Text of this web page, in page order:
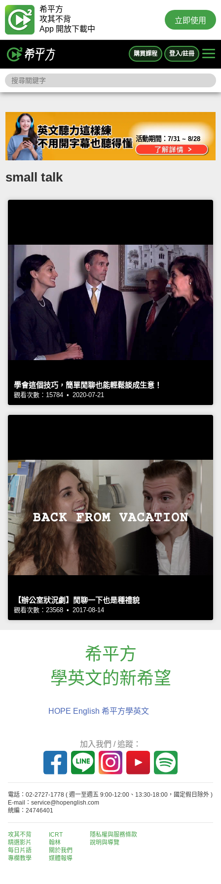
希平方
攻其不背
App 開放下載中
立即使用
購買課程 登入/註冊
活動期間：7/31 ~ 8/28
small talk
學會這個技巧，簡單閒聊也能輕鬆談成生意！
觀看次數：15784 • 2020-07-21
【辦公室狀況劇】閒聊一下也是種禮貌
觀看次數：23568 • 2017-08-14
希平方
學英文的新希望
HOPE English 希平方學英文
加入我們 / 追蹤：
電話：02-2727-1778 ( 週一至週五 9:00-12:00、13:30-18:00，國定假日除外 )
E-mail：service@hopenglish.com
統編：24746401
攻其不背
精選影片
每日片語
專欄教學
ICRT
翰林
關於我們
媒體報導
隱私權與服務條款
說明與導覽